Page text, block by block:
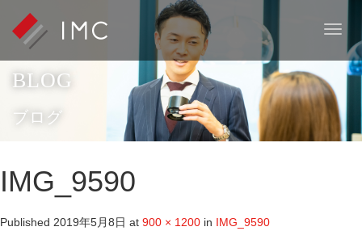
T
g
l
e
a
BLOG
ブログ
IMG_9590
Published 2019年5月8日 at 900 × 1200 in IMG_9590